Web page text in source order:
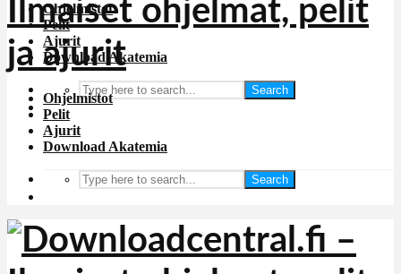
Ohjelmistot
Pelit
Ajurit
Download Akatemia
Search
Ohjelmistot
Pelit
Ajurit
Download Akatemia
Search